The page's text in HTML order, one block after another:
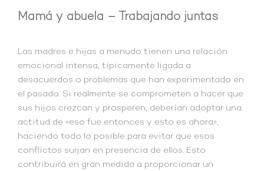
Mamá y abuela – Trabajando juntas
Las madres e hijas a menudo tienen una relación
emocional intensa, típicamente ligada a
desacuerdos o problemas que han experimentado en
el pasado. Si realmente se comprometen a hacer que
sus hijos crezcan y prosperen, deberían adoptar una
actitud de «eso fue entonces y esto es ahora»,
haciendo todo lo posible para evitar que esos
conflictos surjan en presencia de ellos. Esto
contribuirá en gran medida a proporcionar un